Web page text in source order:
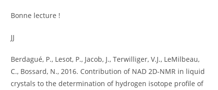
Bonne lecture !
JJ
Berdagué, P., Lesot, P., Jacob, J., Terwilliger, V.J., LeMilbeau,
C., Bossard, N., 2016. Contribution of NAD 2D-NMR in liquid
crystals to the determination of hydrogen isotope profile of